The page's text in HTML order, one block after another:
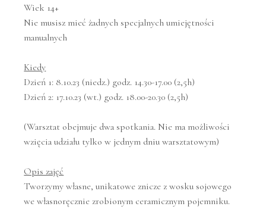
Wiek 14+
Nie musisz mieć żadnych specjalnych umiejętności
manualnych
Kiedy
Dzień 1: 8.10.23 (niedz.) godz. 14.30-17.00 (2,5h)
Dzień 2: 17.10.23 (wt.) godz. 18.00-20.30 (2,5h)
(Warsztat obejmuje dwa spotkania. Nie ma możliwości
wzięcia udziału tylko w jednym dniu warsztatowym)
Opis zajęć
Tworzymy własne, unikatowe znicze z wosku sojowego
we własnoręcznie zrobionym ceramicznym pojemniku.